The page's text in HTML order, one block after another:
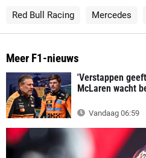
Red Bull Racing Mercedes
Meer F1-nieuws
'Verstappen
McLaren wacht
Vandaag 06:59